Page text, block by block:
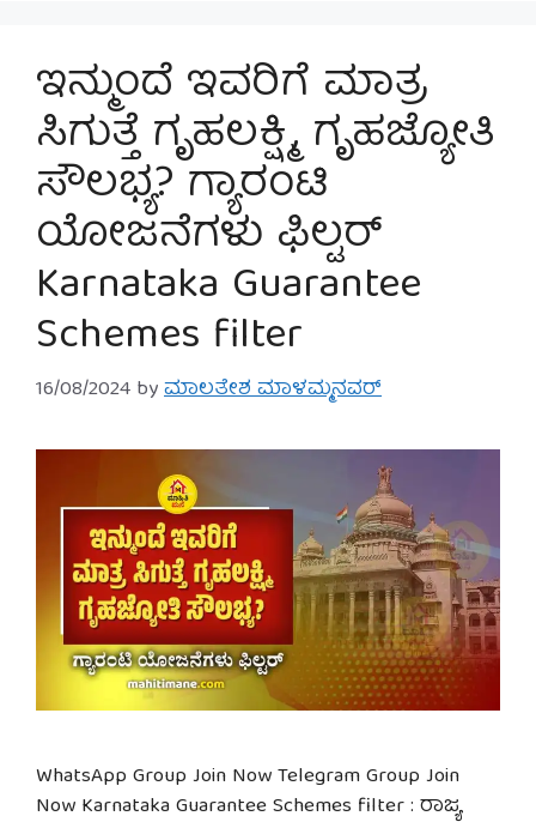
ಇನ್ಮುಂದೆ ಇವರಿಗೆ ಮಾತ್ರ
ಸಿಗುತ್ತೆ ಗೃಹಲಕ್ಷ್ಮಿ, ಗೃಹಜ್ಯೋತಿ
ಸೌಲಭ್ಯ? ಗ್ಯಾರಂಟಿ
ಯೋಜನೆಗಳು ಫಿಲ್ಟರ್
Karnataka Guarantee
Schemes filter
16/08/2024 byಮಾಲತೇಶ ಮಾಳಮ್ಮನವರ್
WhatsApp Group Join Now Telegram Group Join
Now Karnataka Guarantee Schemes filter : ರಾಜ್ಯ